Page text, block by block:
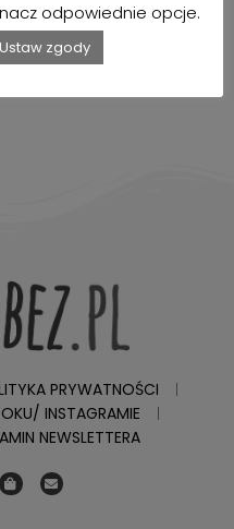
PRYWATNOŚCI
INSTAGRAMIE
NEWSLETTERA
odpowiednie opcje.
Ustaw zgody